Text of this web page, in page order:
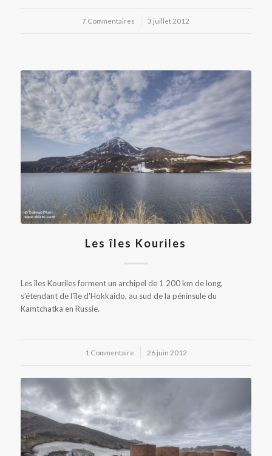
7 Commentaires
/ 3 juillet 2012
Les îles Kouriles
Les îles Kouriles forment un archipel de 1 200 km de long,
s’étendant de l'île d'Hokkaido, au sud de la péninsule du
Kamtchatka en Russie.
1 Commentaire
/ 26 juin 2012